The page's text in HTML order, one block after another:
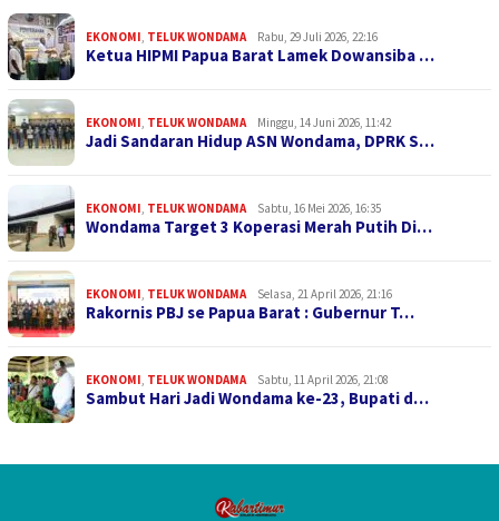
EKONOMI, TELUK WONDAMA Rabu, 29 Juli 2026, 22:16
Ketua HIPMI Papua Barat Lamek Dowansiba …
EKONOMI, TELUK WONDAMA Minggu, 14 Juni 2026, 11:42
Jadi Sandaran Hidup ASN Wondama, DPRK S…
EKONOMI, TELUK WONDAMA Sabtu, 16 Mei 2026, 16:35
Wondama Target 3 Koperasi Merah Putih Di…
EKONOMI, TELUK WONDAMA Selasa, 21 April 2026, 21:16
Rakornis PBJ se Papua Barat : Gubernur T…
EKONOMI, TELUK WONDAMA Sabtu, 11 April 2026, 21:08
Sambut Hari Jadi Wondama ke-23, Bupati d…